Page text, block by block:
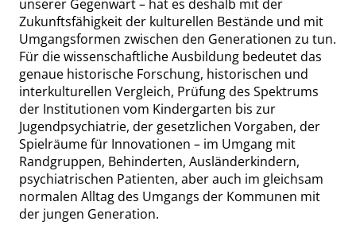
unserer Gegenwart – hat es deshalb mit der
Zukunftsfähigkeit der kulturellen Bestände und mit
Umgangsformen zwischen den Generationen zu tun.
Für die wissenschaftliche Ausbildung bedeutet das
genaue historische Forschung, historischen und
interkulturellen Vergleich, Prüfung des Spektrums
der Institutionen vom Kindergarten bis zur
Jugendpsychiatrie, der gesetzlichen Vorgaben, der
Spielräume für Innovationen – im Umgang mit
Randgruppen, Behinderten, Ausländerkindern,
psychiatrischen Patienten, aber auch im gleichsam
normalen Alltag des Umgangs der Kommunen mit
der jungen Generation.